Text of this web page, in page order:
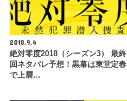
2018.9.4
絶対零度2018（シーズン3） 最終
回ネタバレ予想！黒幕は東堂定春
で上層…